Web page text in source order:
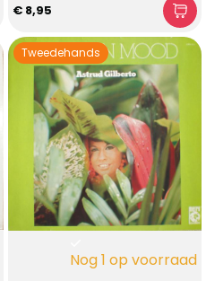
€ 8,95
Tweedehands
Nog 1 op voorraad